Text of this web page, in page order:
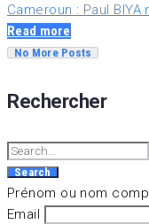
Cameroun : Paul
Read more
No More Posts
Rechercher
Search
Prénom ou nom
Email